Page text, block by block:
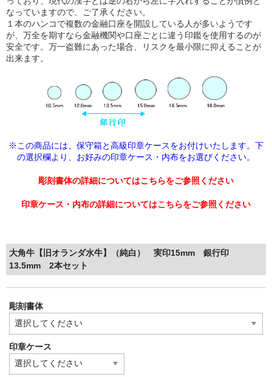
なっていますので、ご了承ください。
１本のハンコで複数の金融口座を開設している人が多いようです
が、万全を期すなら金融機関や口座ごとに違う印鑑を使用するのが
安全です。万一盗難にあった場合、リスクを最小限に抑えることが
出来ます。
※この商品には、保守箱と高級印章ケースをお付けいたします。下
の選択欄より、 お好みの印章ケース・内布をお選びください。
彫刻書体の詳細についてはこちらをご参照ください
印章ケース・内布の詳細についてはこちらをご参照ください
大角牛【旧オランダ水牛】（純白） 実印15mm 銀行印
13.5mm 2本セット
彫刻書体
印章ケース